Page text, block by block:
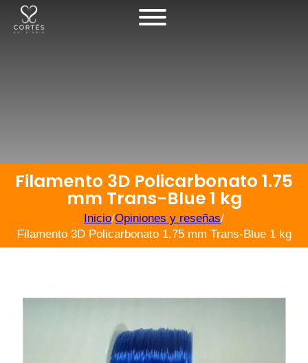
Filamento 3D Policarbonato 1.75
mm Trans-Blue 1 kg
Inicio/Opiniones y reseñas/
Filamento 3D Policarbonato 1.75 mm Trans-Blue 1 kg